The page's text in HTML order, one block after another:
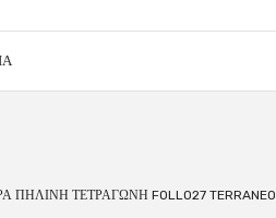
ΠΗΛΙΝΗ ΤΕΤΡΑΓΩΝΗ FOLLO27 TERRANEO